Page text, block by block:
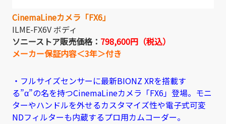
CinemaLineカメラ「FX6」
ILME-FX6V ボディ
ソニーストア販売価格： 798,600円（税込）
メーカー保証内容＜3年＞付き
・フルサイズセンサーに最新BIONZ XRを搭載す
る”α”の名を持つCinemaLineカメラ「FX6」登場。モニ
ターやハンドルを外せるカスタマイズ性や電子式可変
NDフィルターも内蔵するプロ用カムコーダー。